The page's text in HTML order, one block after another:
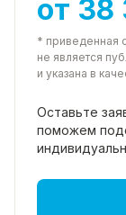
от
* приведенная
не является
и указана в
Оставьте
поможем